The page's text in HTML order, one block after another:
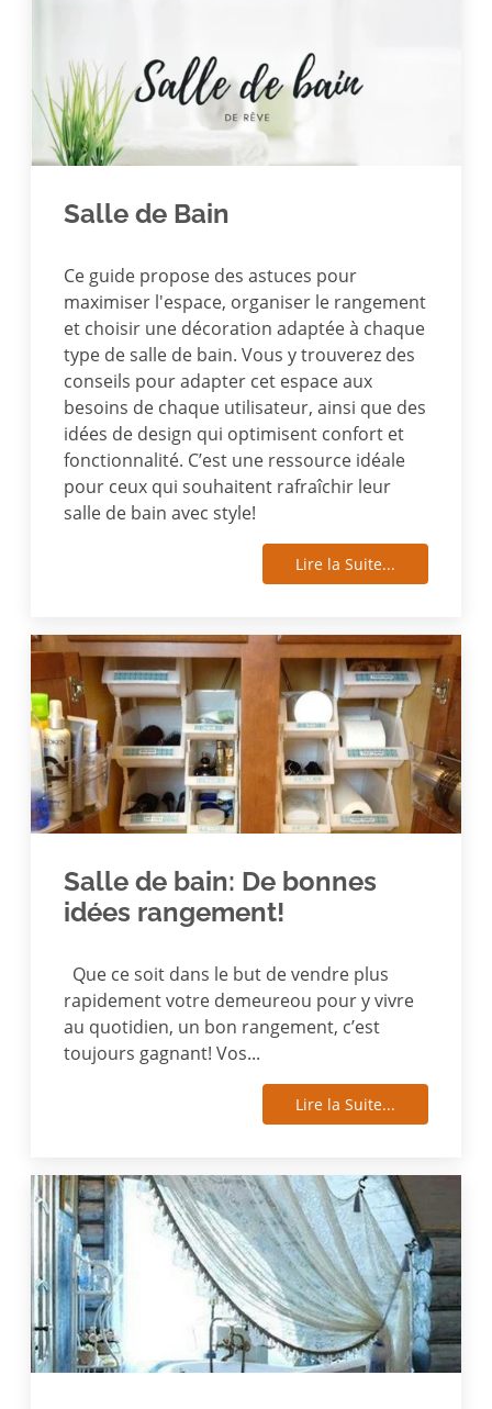
Salle de Bain
Ce guide propose des astuces pour
maximiser l'espace, organiser le rangement
et choisir une décoration adaptée à chaque
type de salle de bain. Vous y trouverez des
conseils pour adapter cet espace aux
besoins de chaque utilisateur, ainsi que des
idées de design qui optimisent confort et
fonctionnalité. C’est une ressource idéale
pour ceux qui souhaitent rafraîchir leur
salle de bain avec style!
Lire la Suite...
Salle de bain: De bonnes
idées rangement!
Que ce soit dans le but de vendre plus
rapidement votre demeureou pour y vivre
au quotidien, un bon rangement, c’est
toujours gagnant! Vos...
Lire la Suite...